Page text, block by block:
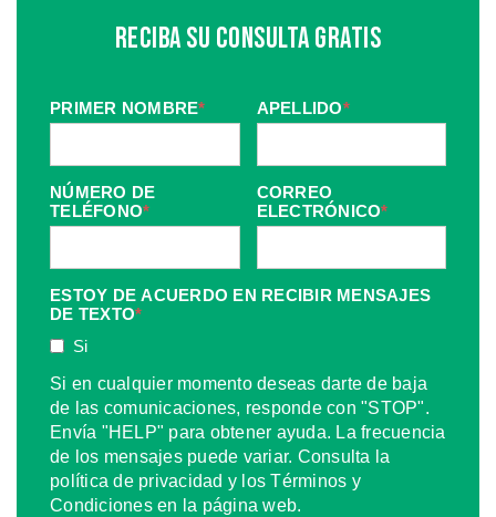
Reciba Su Consulta Gratis
PRIMER NOMBRE* APELLIDO*
NÚMERO DE
TELÉFONO*
CORREO
ELECTRÓNICO*
ESTOY DE ACUERDO EN RECIBIR MENSAJES
DE TEXTO*
Si
Si en cualquier momento deseas darte de baja
de las comunicaciones, responde con "STOP".
Envía "HELP" para obtener ayuda. La frecuencia
de los mensajes puede variar. Consulta la
política de privacidad y los Términos y
Condiciones en la página web.